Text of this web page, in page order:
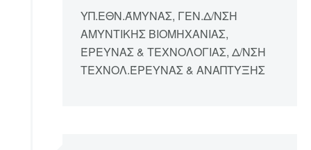
ΥΠ.ΕΘΝ.ΆΜΥΝΑΣ, ΓΕΝ.Δ/ΝΣΗ
ΑΜΥΝΤΙΚΗΣ ΒΙΟΜΗΧΑΝΙΑΣ,
ΈΡΕΥΝΑΣ & ΤΕΧΝΟΛΟΓΙΑΣ, Δ/ΝΣΗ
ΤΕΧΝΟΛ.ΈΡΕΥΝΑΣ & ΑΝΑΠΤΥΞΗΣ